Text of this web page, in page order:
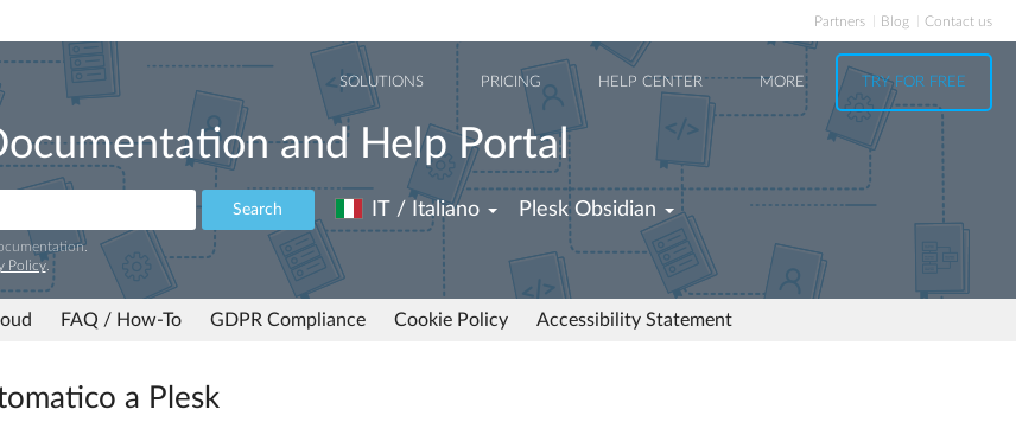
Partners Blog Contact us
SOLUTIONS PRICING HELP CENTER MORE TRY FOR FREE
and Help Portal
Search
Policy.
IT / Italiano Plesk Obsidian
FAQ / How-To GDPR Compliance Cookie Policy Accessibility Statement
a Plesk